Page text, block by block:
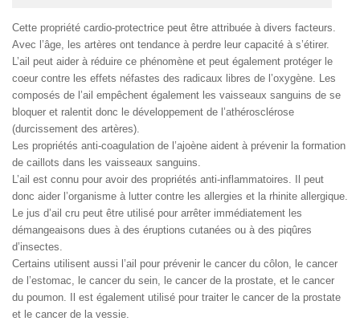
Cette propriété cardio-protectrice peut être attribuée à divers facteurs.
Avec l’âge, les artères ont tendance à perdre leur capacité à s’étirer.
L’ail peut aider à réduire ce phénomène et peut également protéger le
coeur contre les effets néfastes des radicaux libres de l’oxygène. Les
composés de l’ail empêchent également les vaisseaux sanguins de se
bloquer et ralentit donc le développement de l’athérosclérose
(durcissement des artères).
Les propriétés anti-coagulation de l’ajoène aident à prévenir la formation
de caillots dans les vaisseaux sanguins.
L’ail est connu pour avoir des propriétés anti-inflammatoires. Il peut
donc aider l’organisme à lutter contre les allergies et la rhinite allergique.
Le jus d’ail cru peut être utilisé pour arrêter immédiatement les
démangeaisons dues à des éruptions cutanées ou à des piqûres
d’insectes.
Certains utilisent aussi l’ail pour prévenir le cancer du côlon, le cancer
de l’estomac, le cancer du sein, le cancer de la prostate, et le cancer
du poumon. Il est également utilisé pour traiter le cancer de la prostate
et le cancer de la vessie.